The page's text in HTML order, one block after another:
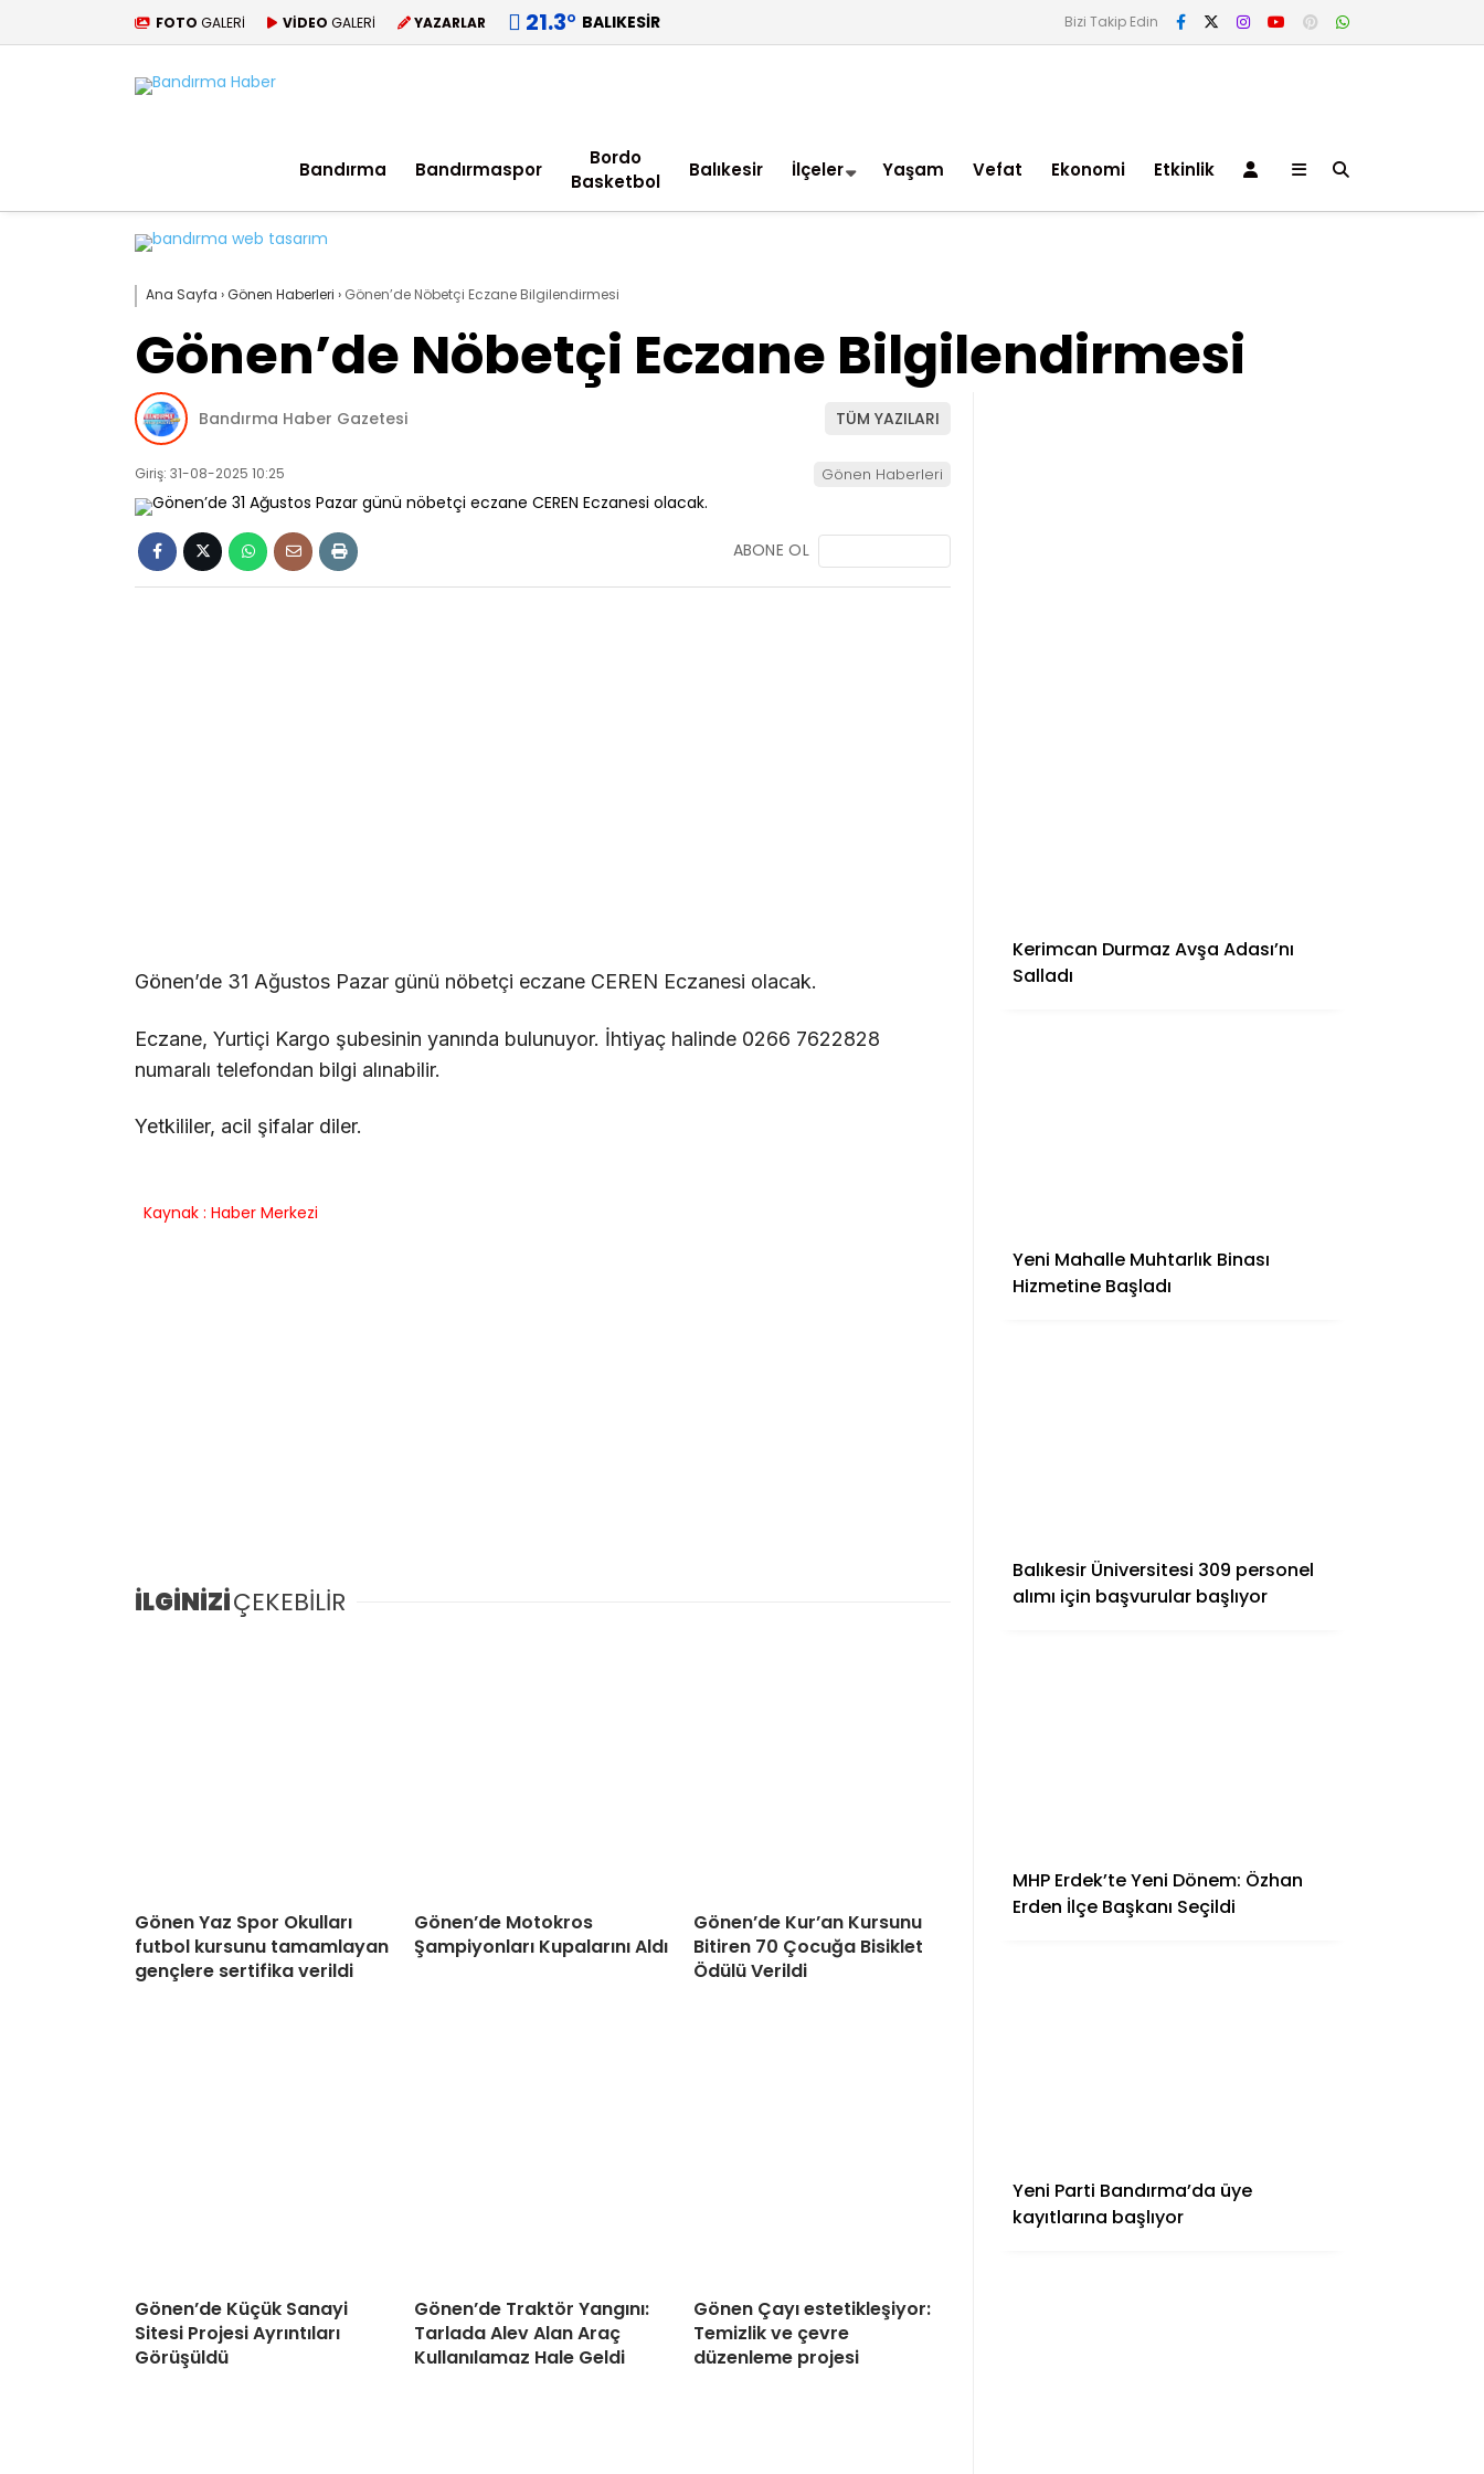
FOTO GALERİ VİDEO GALERİ YAZARLAR 21.3° BALIKESIR Bizi Takip Edin
Bandırma Bandırmaspor
Bordo
Basketbol
Balıkesir İlçeler Yaşam Vefat Ekonomi Etkinlik
Ana Sayfa ›Gönen Haberleri › Gönen’de Nöbetçi Eczane Bilgilendirmesi
Gönen’de Nöbetçi Eczane Bilgilendirmesi
Bandırma Haber Gazetesi TÜM YAZILARI
Giriş: 31-08-2025 10:25 Gönen Haberleri
ABONE OL
Gönen’de 31 Ağustos Pazar günü nöbetçi eczane CEREN Eczanesi olacak.
Eczane, Yurtiçi Kargo şubesinin yanında bulunuyor. İhtiyaç halinde 0266 7622828
numaralı telefondan bilgi alınabilir.
Yetkililer, acil şifalar diler.
Kaynak : Haber Merkezi
İLGİNİZİÇEKEBİLİR
Gönen Yaz Spor Okulları
futbol kursunu tamamlayan
gençlere sertifika verildi
Gönen’de Motokros
Şampiyonları Kupalarını Aldı
Gönen’de Kur’an Kursunu
Bitiren 70 Çocuğa Bisiklet
Ödülü Verildi
Gönen’de Küçük Sanayi
Sitesi Projesi Ayrıntıları
Görüşüldü
Gönen’de Traktör Yangını:
Tarlada Alev Alan Araç
Kullanılamaz Hale Geldi
Gönen Çayı estetikleşiyor:
Temizlik ve çevre
düzenleme projesi
Kerimcan Durmaz Avşa Adası’nı
Salladı
Yeni Mahalle Muhtarlık Binası
Hizmetine Başladı
Balıkesir Üniversitesi 309 personel
alımı için başvurular başlıyor
MHP Erdek’te Yeni Dönem: Özhan
Erden İlçe Başkanı Seçildi
Yeni Parti Bandırma’da üye
kayıtlarına başlıyor